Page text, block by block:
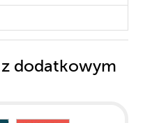
dodatkowym